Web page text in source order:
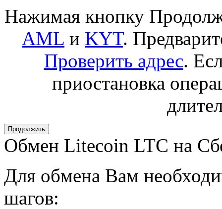
Нажимая кнопку
AML и KYT.
Проверить адрес.
приостановка
Обмен Litecoin LTC на
Для обмена Вам
шагов: